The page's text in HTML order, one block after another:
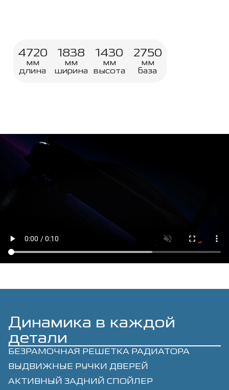
4720
мм
длина
1838
мм
ширина
1430
мм
высота
2750
мм
база
Динамика в каждой
детали
БЕЗРАМОЧНАЯ РЕШЕТКА РАДИАТОРА
ВЫДВИЖНЫЕ РУЧКИ ДВЕРЕЙ
АКТИВНЫЙ ЗАДНИЙ СПОЙЛЕР